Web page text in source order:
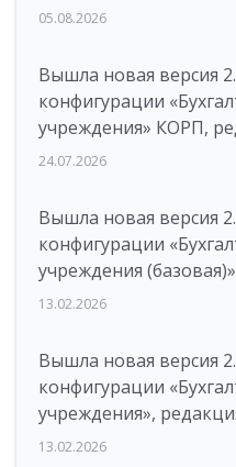
05.08.2026
Вышла новая версия
конфигурации
учреждения» КОРП,
24.07.2026
Вышла новая версия
конфигурации
учреждения
13.02.2026
Вышла новая версия
конфигурации
учреждения»,
13.02.2026